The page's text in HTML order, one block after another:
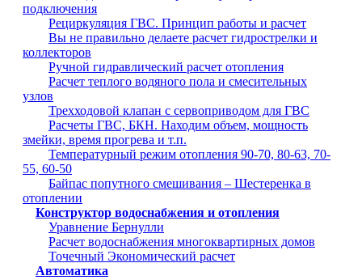
подключения
Рециркуляция ГВС. Принцип работы и расчет
Вы не правильно делаете расчет гидрострелки и
коллекторов
Ручной гидравлический расчет отопления
Расчет теплого водяного пола и смесительных
узлов
Трехходовой клапан с сервоприводом для ГВС
Расчеты ГВС, БКН. Находим объем, мощность
змейки, время прогрева и т.п.
Температурный режим отопления 90-70, 80-63, 70-
55, 60-50
Байпас попутного смешивания – Шестеренка в
отоплении
Конструктор водоснабжения и отопления
Уравнение Бернулли
Расчет водоснабжения многоквартирных домов
Точечный Экономический расчет
Автоматика